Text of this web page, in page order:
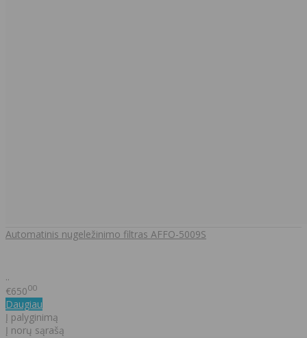
Automatinis nugeležinimo filtras AFFO-5009S
..
€65000
Daugiau
Į palyginimą
Į norų sąrašą